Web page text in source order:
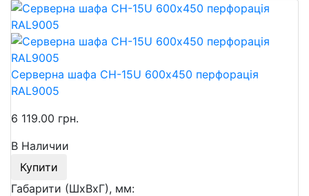
Серверна шафа СН-15U 600х450 перфорація
RAL9005
6 119.00 грн.
В Наличии
Купити
Габарити (ШхВхГ), мм: